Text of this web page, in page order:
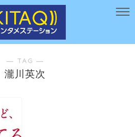
― TAG ―
瀧川英次